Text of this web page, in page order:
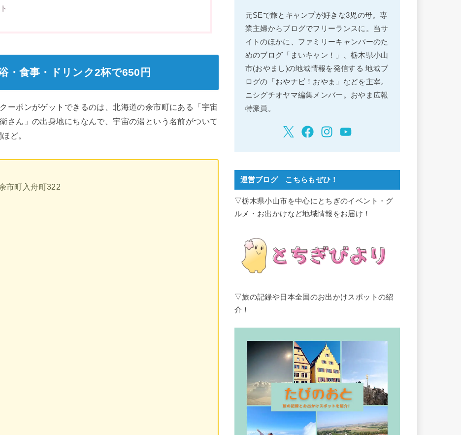
食事・ドリンク2杯で650円
ーポンがゲットできるのは、北海道の余市町にある「宇宙
さん」の出身地にちなんで、宇宙の湯という名前がついて
ど。
市町入舟町322
元SEで旅とキャンプが好きな3児の母。専
業主婦からブログでフリーランスに。当サ
イトのほかに、ファミリーキャンパーのた
めのブログ「まいキャン！」、栃木県小山
市(おやまし)の地域情報を発信する 地域ブ
ログの「おやナビ！おやま」などを主宰。
ニシグチオヤマ編集メンバー。おやま広報
特派員。
運営ブログ こちらもぜひ！
▽栃木県小山市を中心にとちぎのイベント・グ
ルメ・お出かけなど地域情報をお届け！
▽旅の記録や日本全国のお出かけスポットの紹
介！